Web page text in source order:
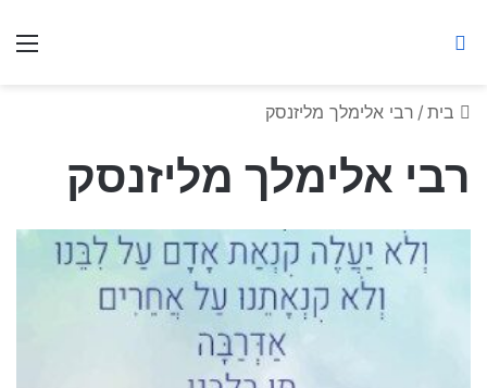
בית / רבי אלימלך מליזנסק
רבי אלימלך מליזנסק